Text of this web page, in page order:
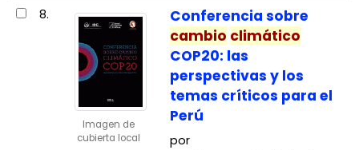
8.
Imagen de
cubierta local
Conferencia sobre
cambio climático
COP20: las
perspectivas y los
temas críticos para el
Perú
por